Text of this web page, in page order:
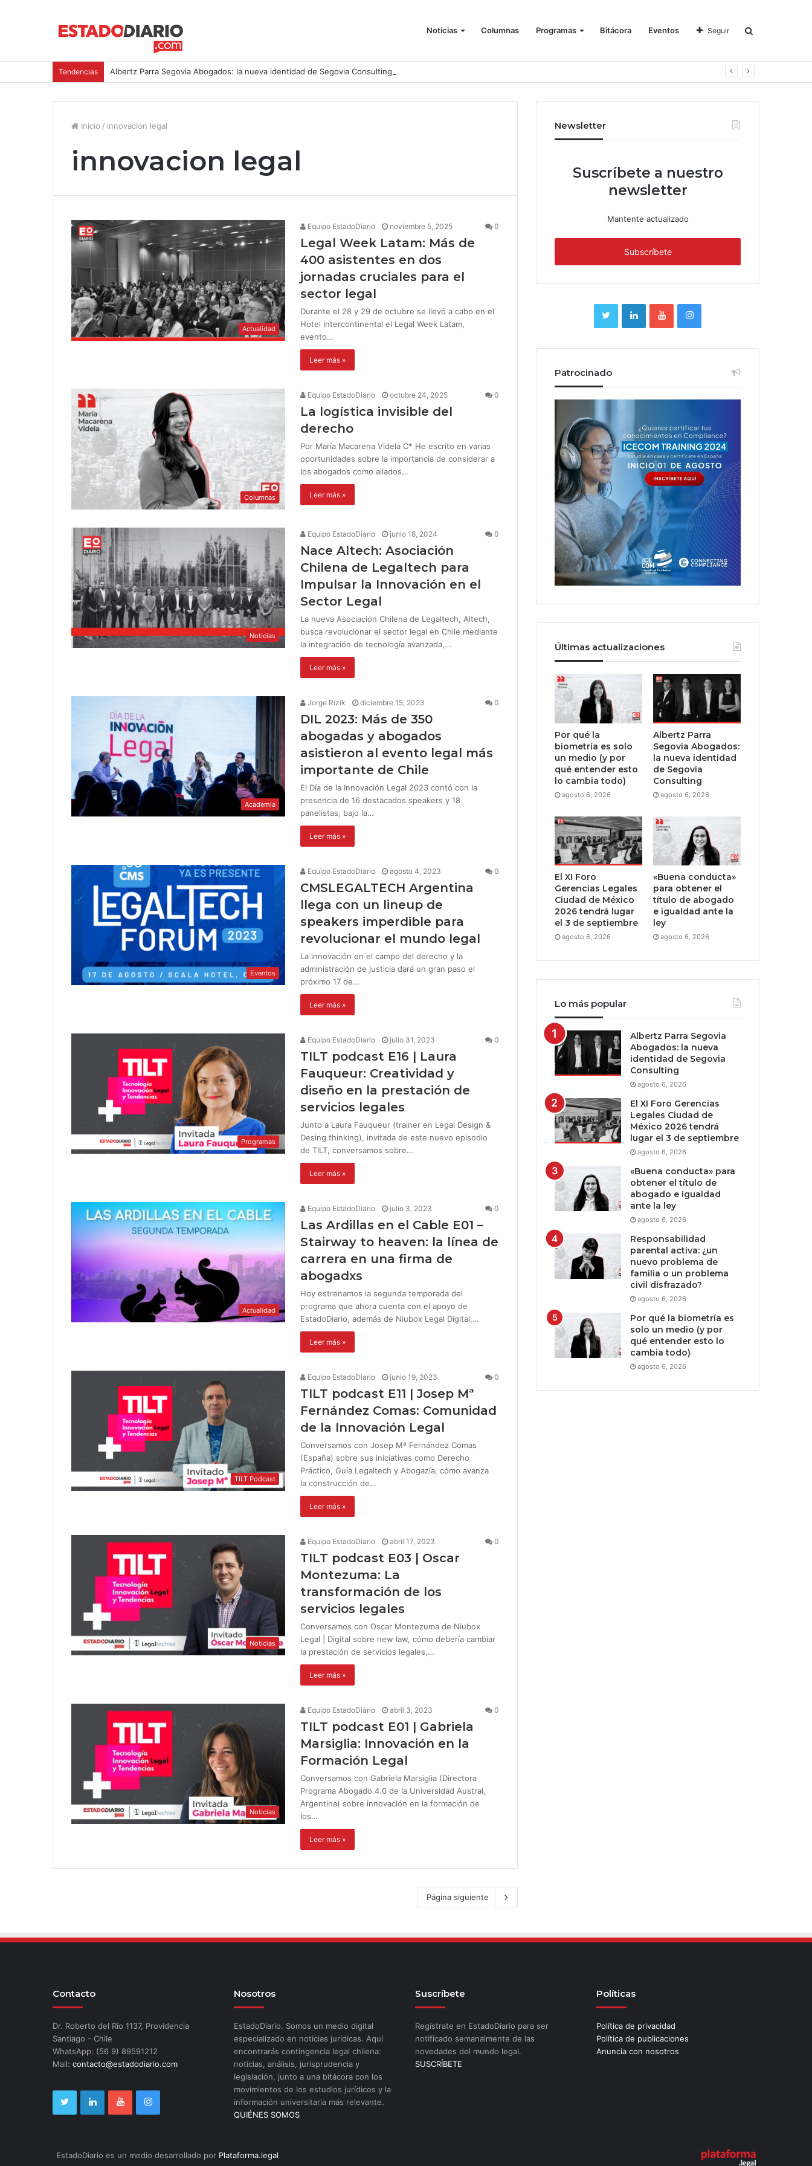
Noticias Columnas Programas Bitácora Eventos Seguir
Tendencias Albertz Parra Segovia Abogados: la nueva identidad de Segovia Consulting
Inicio / innovacion legal
innovacion legal
Actualidad
Equipo EstadoDiario noviembre 5, 2025 0
Legal Week Latam: Más de
400 asistentes en dos
jornadas cruciales para el
sector legal
Durante el 28 y 29 de octubre se llevó a cabo en el
Hotel Intercontinental el Legal Week Latam,
evento…
Leer más »
Columnas
Equipo EstadoDiario octubre 24, 2025 0
La logística invisible del
derecho
Por María Macarena Videla C* He escrito en varias
oportunidades sobre la importancia de considerar a
los abogados como aliados…
Leer más »
Noticias
Equipo EstadoDiario junio 18, 2024 0
Nace Altech: Asociación
Chilena de Legaltech para
Impulsar la Innovación en el
Sector Legal
La nueva Asociación Chilena de Legaltech, Altech,
busca revolucionar el sector legal en Chile mediante
la integración de tecnología avanzada,…
Leer más »
Academia
Jorge Rizik diciembre 15, 2023 0
DIL 2023: Más de 350
abogadas y abogados
asistieron al evento legal más
importante de Chile
El Día de la Innovación Legal 2023 contó con la
presencia de 16 destacados speakers y 18
panelistas, bajo la…
Leer más »
Eventos
Equipo EstadoDiario agosto 4, 2023 0
CMSLEGALTECH Argentina
llega con un lineup de
speakers imperdible para
revolucionar el mundo legal
La innovación en el campo del derecho y la
administración de justicia dará un gran paso el
próximo 17 de…
Leer más »
Programas
Equipo EstadoDiario julio 31, 2023 0
TILT podcast E16 | Laura
Fauqueur: Creatividad y
diseño en la prestación de
servicios legales
Junto a Laura Fauqueur (trainer en Legal Design &
Desing thinking), invitada de este nuevo episodio
de TILT, conversamos sobre…
Leer más »
Actualidad
Equipo EstadoDiario julio 3, 2023 0
Las Ardillas en el Cable E01 –
Stairway to heaven: la línea de
carrera en una firma de
abogadxs
Hoy estrenamos la segunda temporada del
programa que ahora cuenta con el apoyo de
EstadoDiario, además de Niubox Legal Digital,…
Leer más »
TILT Podcast
Equipo EstadoDiario junio 19, 2023 0
TILT podcast E11 | Josep Mª
Fernández Comas: Comunidad
de la Innovación Legal
Conversamos con Josep Mª Fernández Comas
(España) sobre sus iniciativas como Derecho
Práctico, Guía Legaltech y Abogazía, cómo avanza
la construcción de…
Leer más »
Noticias
Equipo EstadoDiario abril 17, 2023 0
TILT podcast E03 | Oscar
Montezuma: La
transformación de los
servicios legales
Conversamos con Oscar Montezuma de Niubox
Legal | Digital sobre new law, cómo debería cambiar
la prestación de servicios legales,…
Leer más »
Noticias
Equipo EstadoDiario abril 3, 2023 0
TILT podcast E01 | Gabriela
Marsiglia: Innovación en la
Formación Legal
Conversamos con Gabriela Marsiglia (Directora
Programa Abogado 4.0 de la Universidad Austral,
Argentina) sobre innovación en la formación de
los…
Leer más »
Página siguiente
Newsletter
Suscríbete a nuestro
newsletter
Mantente actualizado
Patrocinado
Últimas actualizaciones
Por qué la
biometría es solo
un medio (y por
qué entender esto
lo cambia todo)
agosto 6, 2026
Albertz Parra
Segovia Abogados:
la nueva identidad
de Segovia
Consulting
agosto 6, 2026
El XI Foro
Gerencias Legales
Ciudad de México
2026 tendrá lugar
el 3 de septiembre
agosto 6, 2026
«Buena conducta»
para obtener el
título de abogado
e igualdad ante la
ley
agosto 6, 2026
Lo más popular
Albertz Parra Segovia
Abogados: la nueva
identidad de Segovia
Consulting
agosto 6, 2026
El XI Foro Gerencias
Legales Ciudad de
México 2026 tendrá
lugar el 3 de septiembre
agosto 6, 2026
«Buena conducta» para
obtener el título de
abogado e igualdad
ante la ley
agosto 6, 2026
Responsabilidad
parental activa: ¿un
nuevo problema de
familia o un problema
civil disfrazado?
agosto 6, 2026
Por qué la biometría es
solo un medio (y por
qué entender esto lo
cambia todo)
agosto 6, 2026
Contacto
Dr. Roberto del Río 1137, Providencia
Santiago - Chile
WhatsApp: (56 9) 89591212
Mail: contacto@estadodiario.com
Nosotros
EstadoDiario. Somos un medio digital
especializado en noticias jurídicas. Aquí
encontrarás contingencia legal chilena:
noticias, análisis, jurisprudencia y
legislación, junto a una bitácora con los
movimientos de los estudios jurídicos y la
información universitaria más relevante.
QUIÉNES SOMOS
Suscríbete
Regístrate en EstadoDiario para ser
notificado semanalmente de las
novedades del mundo legal.
SUSCRÍBETE
Políticas
Política de privacidad
Política de publicaciones
Anuncia con nosotros
EstadoDiario es un medio desarrollado por Plataforma.legal